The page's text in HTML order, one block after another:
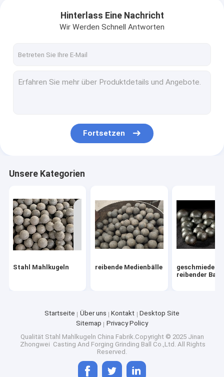
Hinterlass Eine Nachricht
Wir Werden Schnell Antworten
Fortsetzen
Unsere Kategorien
Stahl Mahlkugeln reibende Medienbälle
geschmiedeter
reibender Ball
Startseite Über uns Kontakt
Desktop Site
Sitemap
Privacy Policy
Qualität Stahl Mahlkugeln China Fabrik.Copyright © 2025 Jinan
Zhongwei Casting And Forging Grinding Ball Co.,Ltd. All Rights
Reserved.